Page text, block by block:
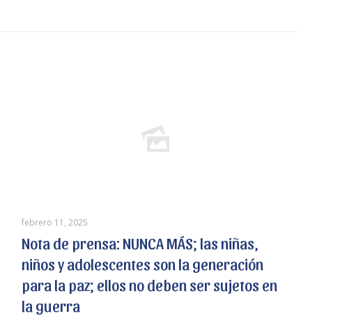
febrero 11, 2025
Nota de prensa: NUNCA MÁS; las niñas,
niños y adolescentes son la generación
para la paz; ellos no deben ser sujetos en
la guerra